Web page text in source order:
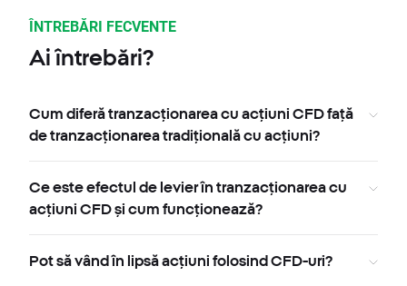
ÎNTREBĂRI FECVENTE
Ai întrebări?
Cum diferă tranzacționarea cu acțiuni CFD față
de tranzacționarea tradițională cu acțiuni?
Ce este efectul de levier în tranzacționarea cu
acțiuni CFD și cum funcționează?
Pot să vând în lipsă acțiuni folosind CFD-uri?